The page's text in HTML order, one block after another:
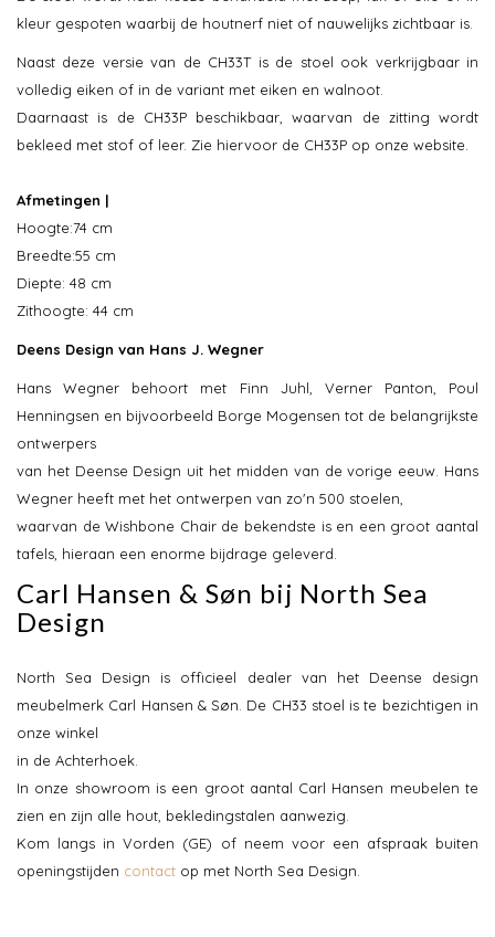
kleur gespoten waarbij de houtnerf niet of nauwelijks zichtbaar is.
Naast deze versie van de CH33T is de stoel ook verkrijgbaar in
volledig eiken of in de variant met eiken en walnoot.
Daarnaast is de CH33P beschikbaar, waarvan de zitting wordt
bekleed met stof of leer. Zie hiervoor de CH33P op onze website.
Afmetingen |
Hoogte:74 cm
Breedte:55 cm
Diepte: 48 cm
Zithoogte: 44 cm
Deens Design van Hans J. Wegner
Hans Wegner behoort met Finn Juhl, Verner Panton, Poul
Henningsen en bijvoorbeeld Borge Mogensen tot de belangrijkste
ontwerpers
van het Deense Design uit het midden van de vorige eeuw. Hans
Wegner heeft met het ontwerpen van zo'n 500 stoelen,
waarvan de Wishbone Chair de bekendste is en een groot aantal
tafels, hieraan een enorme bijdrage geleverd.
Carl Hansen & Søn bij North Sea
Design
North Sea Design is officieel dealer van het Deense design
meubelmerk Carl Hansen & Søn. De CH33 stoel is te bezichtigen in
onze winkel
in de Achterhoek.
In onze showroom is een groot aantal Carl Hansen meubelen te
zien en zijn alle hout, bekledingstalen aanwezig.
Kom langs in Vorden (GE) of neem voor een afspraak buiten
openingstijden contact op met North Sea Design.